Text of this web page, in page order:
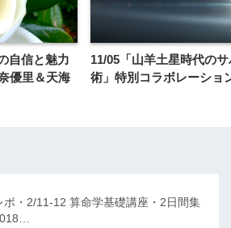
自信と魅力
優里＆天海
11/05「山羊土星時代の
術」特別コラボレーショ
ポ・2/11-12 算命学基礎講座・2日間集